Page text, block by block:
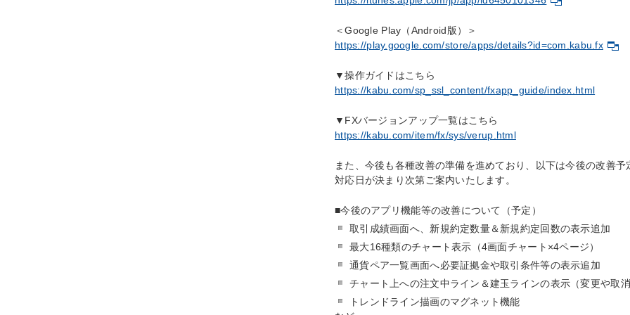
＜Google Play（Android版）＞
https://play.google.com/store/apps/details?id=com.kabu.fx
▼操作ガイドはこちら
https://kabu.com/sp_ssl_content/fxapp_guide/index.html
▼FXバージョンアップ一覧はこちら
https://kabu.com/item/fx/sys/verup.html
また、今後も各種改善の準備を進めており、以下は今後の改善予
対応日が決まり次第ご案内いたします。
■今後のアプリ機能等の改善について（予定）
取引成績画面へ、新規約定数量＆新規約定回数の表示追加
最大16種類のチャート表示（4画面チャート×4ページ）
通貨ペア一覧画面へ必要証拠金や取引条件等の表示追加
チャート上への注文中ライン＆建玉ラインの表示（変更や取
トレンドライン描画のマグネット機能